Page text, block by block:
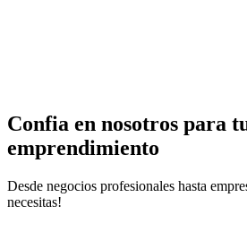
Confia en nosotros para
emprendimiento
Desde negocios profesionales hasta
necesitas!